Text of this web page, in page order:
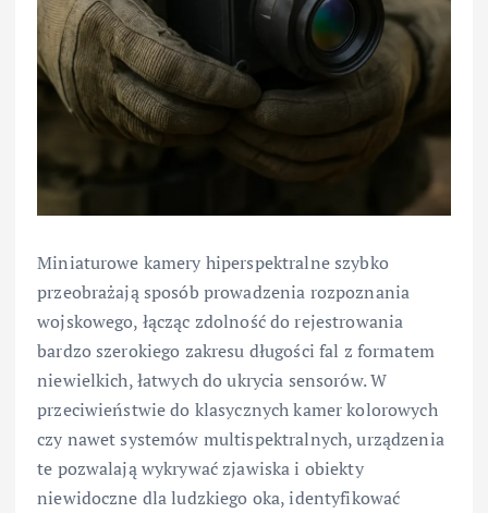
Miniaturowe kamery hiperspektralne szybko
przeobrażają sposób prowadzenia rozpoznania
wojskowego, łącząc zdolność do rejestrowania
bardzo szerokiego zakresu długości fal z formatem
niewielkich, łatwych do ukrycia sensorów. W
przeciwieństwie do klasycznych kamer kolorowych
czy nawet systemów multispektralnych, urządzenia
te pozwalają wykrywać zjawiska i obiekty
niewidoczne dla ludzkiego oka, identyfikować